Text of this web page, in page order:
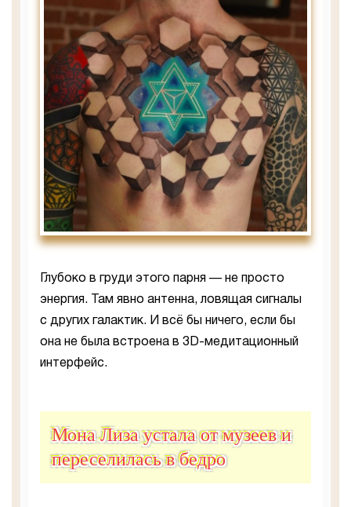
Глубоко в груди этого парня — не просто
энергия. Там явно антенна, ловящая сигналы
с других галактик. И всё бы ничего, если бы
она не была встроена в 3D-медитационный
интерфейс.
Мона Лиза устала от музеев и
переселилась в бедро